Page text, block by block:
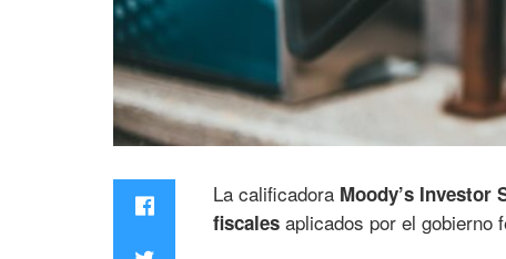
La calificadora Moody’s Investor
fiscales aplicados por el gobierno